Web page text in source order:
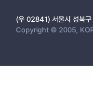
(우 02841) 서울시 성북
Copyright © 2005,